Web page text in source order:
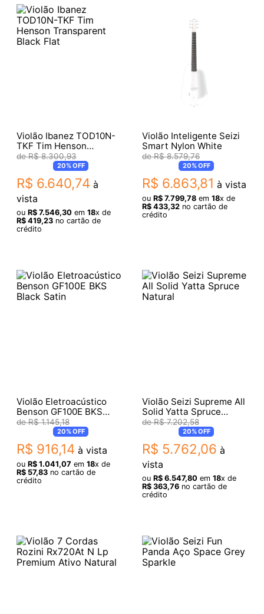
Violão Ibanez TOD10N-
TKF Tim Henson
Transparent Black Flat
R$ 8.300,93
20%OFF
R$ 6.640,74 à
vista
ou R$ 7.546,30em 18x de
R$ 419,23no cartão de
crédito
Violão Inteligente Seizi
Smart Nylon White
R$ 8.579,76
20%OFF
R$ 6.863,81 à vista
ou R$ 7.799,78em 18x de
R$ 433,32no cartão de
crédito
Violão Eletroacústico
Benson GF100E BKS
Black Satin
R$ 1.145,18
20%OFF
R$ 916,14 à vista
ou R$ 1.041,07 em 18x de
R$ 57,83no cartão de
crédito
Violão Seizi Supreme All
Solid Yatta Spruce
Natural
R$ 7.202,58
20%OFF
R$ 5.762,06 à
vista
ou R$ 6.547,80em 18x de
R$ 363,76no cartão de
crédito